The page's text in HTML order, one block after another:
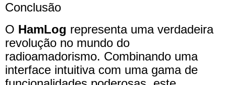
Conclusão
O HamLog representa uma verdadeira
revolução no mundo do
radioamadorismo. Combinando uma
interface intuitiva com uma gama de